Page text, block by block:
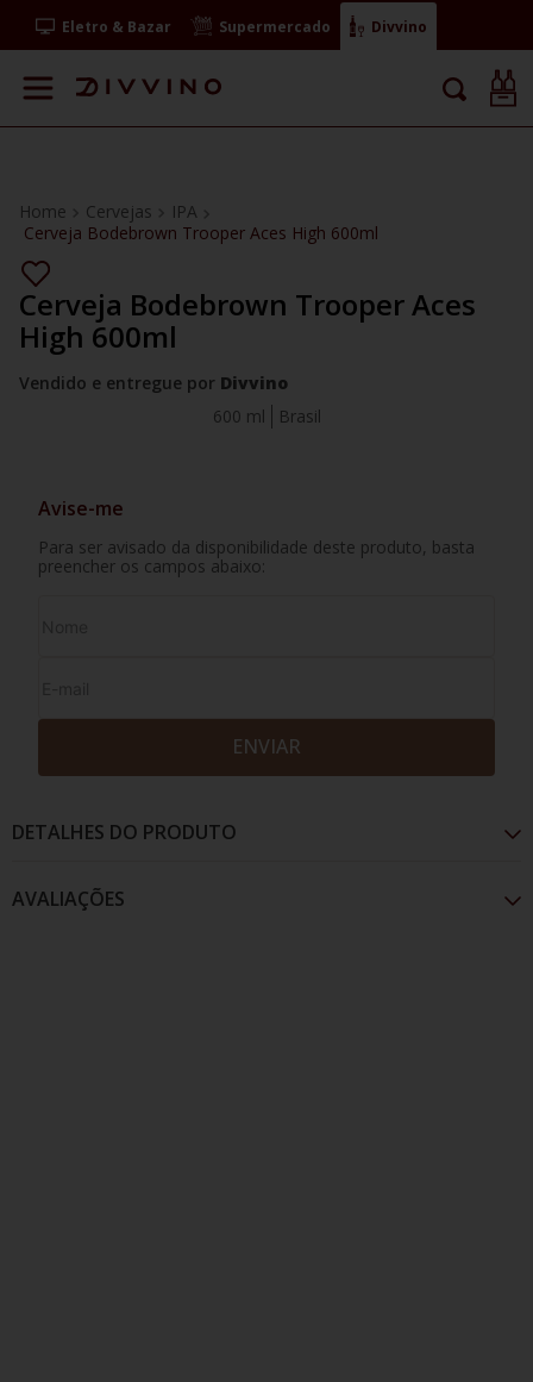
Eletro & Bazar Supermercado Divvino
Cervejas
IPA
Cerveja Bodebrown Trooper Aces High 600ml
Cerveja Bodebrown Trooper Aces
High 600ml
Vendido e entregue por Divvino
600 ml
Brasil
Avise-me
Para ser avisado da disponibilidade deste produto, basta
preencher os campos abaixo:
ENVIAR
DETALHES DO PRODUTO
AVALIAÇÕES